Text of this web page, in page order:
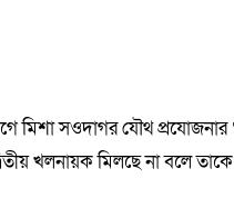
মিশা সওদাগর যৌথ প্রযোজনার
খলনায়ক মিলছে না বলে